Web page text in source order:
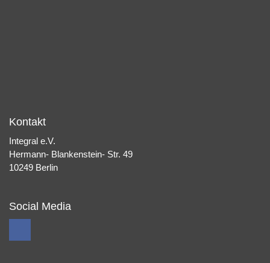
Kontakt
Integral e.V.
Hermann- Blankenstein- Str. 49
10249 Berlin
Social Media